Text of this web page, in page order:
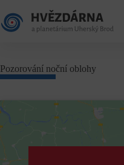
to
content
Pozorování noční oblohy